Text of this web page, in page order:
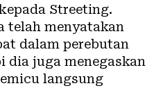
Streeting.
telah menyatakan
dalam perebutan
dia juga menegaskan
langsung